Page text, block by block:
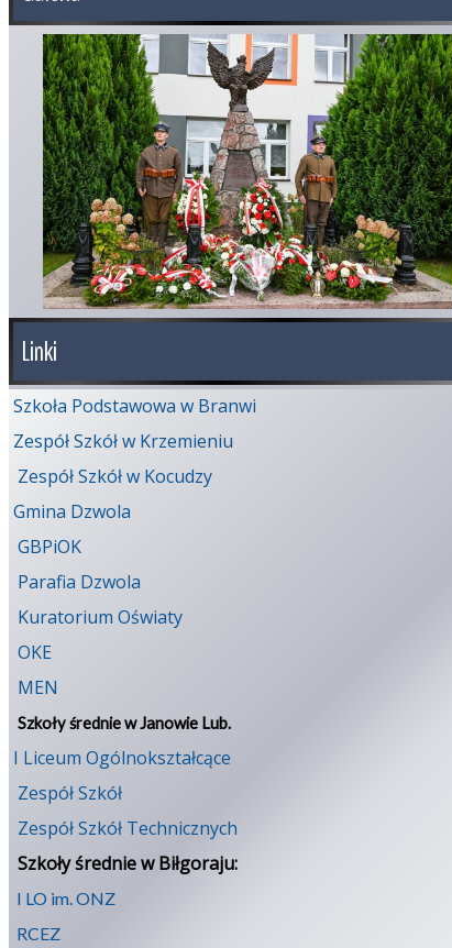
Linki
Szkoła Podstawowa w Branwi
Zespół Szkół w Krzemieniu
Zespół Szkół w Kocudzy
Gmina Dzwola
GBPiOK
Parafia Dzwola
Kuratorium Oświaty
OKE
MEN
Szkoły średnie w Janowie Lub.
I Liceum Ogólnokształcące
Zespół Szkół
Zespół Szkół Technicznych
Szkoły średnie w Biłgoraju:
I LO im. ONZ
RCEZ